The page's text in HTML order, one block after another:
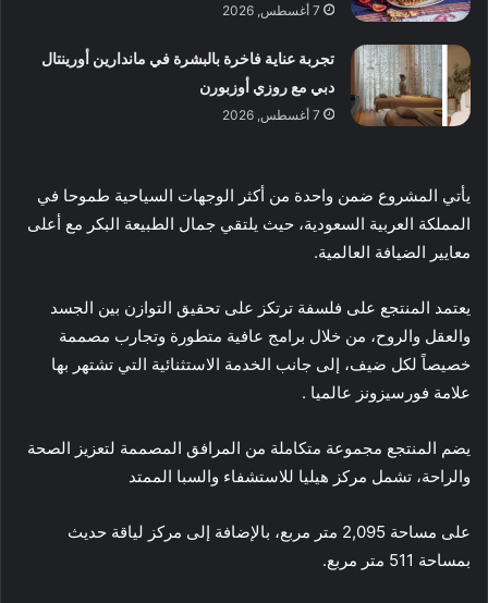
7 أغسطس, 2026
تجربة عناية فاخرة بالبشرة في ماندارين أورينتال
دبي مع روزي أوزبورن
7 أغسطس, 2026
يأتي المشروع ضمن واحدة من أكثر الوجهات السياحية طموحا في
المملكة العربية السعودية، حيث يلتقي جمال الطبيعة البكر مع أعلى
معايير الضيافة العالمية.
يعتمد المنتجع على فلسفة ترتكز على تحقيق التوازن بين الجسد
والعقل والروح، من خلال برامج عافية متطورة وتجارب مصممة
خصيصاً لكل ضيف، إلى جانب الخدمة الاستثنائية التي تشتهر بها
علامة فورسيزونز عالميا .
يضم المنتجع مجموعة متكاملة من المرافق المصممة لتعزيز الصحة
والراحة، تشمل مركز هيليا للاستشفاء والسبا الممتد
على مساحة 2,095 متر مربع، بالإضافة إلى مركز لياقة حديث
بمساحة 511 متر مربع.